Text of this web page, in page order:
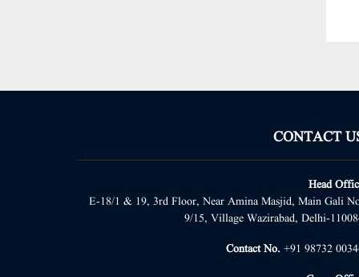
CONTACT
Head
E-18/1 & 19, 3rd Floor, Near Amina Masjid, Main Gali
9/15, Village Wazirabad, Delhi-
Contact No. +91 98732